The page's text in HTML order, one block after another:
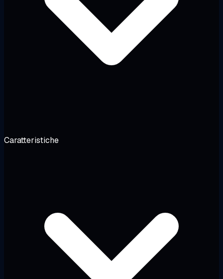
Caratteristiche